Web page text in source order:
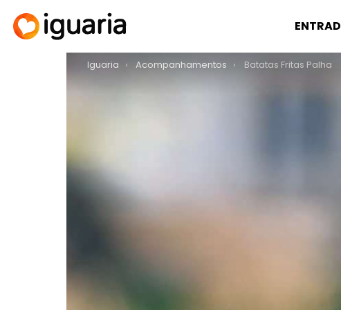
You are here:
Iguaria Acompanhamentos Batatas Fritas Palha